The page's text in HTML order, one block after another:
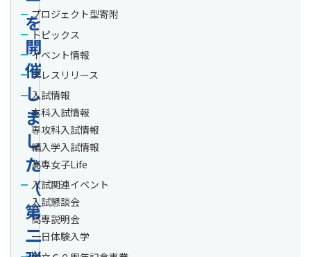
を
開
催
し
ま
し
た
（
第
二
プロジェクト型寄附
トピックス
イベント情報
プレスリリース
入試情報
本科入試情報
専攻科入試情報
編入学入試情報
高専女子Life
入試関連イベント
入試懇談会
高専説明会
一日体験入学